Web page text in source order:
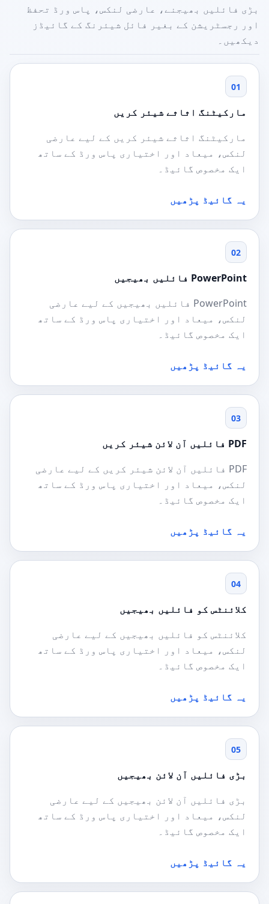
بڑی فائلیں بھیجنے، عارضی لنکس، پاس ورڈ تحفظ
اور رجسٹریشن کے بغیر فائل شیئرنگ کے گائیڈز
دیکھیں۔
01
مارکیٹنگ اثاثے شیئر کریں
مارکیٹنگ اثاثے شیئر کریں کے لیے عارضی
لنکس، میعاد اور اختیاری پاس ورڈ کے ساتھ
ایک مخصوص گائیڈ۔
یہ گائیڈ پڑھیں
02
PowerPoint فائلیں بھیجیں
PowerPoint فائلیں بھیجیں کے لیے عارضی
لنکس، میعاد اور اختیاری پاس ورڈ کے ساتھ
ایک مخصوص گائیڈ۔
یہ گائیڈ پڑھیں
03
PDF فائلیں آن لائن شیئر کریں
PDF فائلیں آن لائن شیئر کریں کے لیے عارضی
لنکس، میعاد اور اختیاری پاس ورڈ کے ساتھ
ایک مخصوص گائیڈ۔
یہ گائیڈ پڑھیں
04
کلائنٹس کو فائلیں بھیجیں
کلائنٹس کو فائلیں بھیجیں کے لیے عارضی
لنکس، میعاد اور اختیاری پاس ورڈ کے ساتھ
ایک مخصوص گائیڈ۔
یہ گائیڈ پڑھیں
05
بڑی فائلیں آن لائن بھیجیں
بڑی فائلیں آن لائن بھیجیں کے لیے عارضی
لنکس، میعاد اور اختیاری پاس ورڈ کے ساتھ
ایک مخصوص گائیڈ۔
یہ گائیڈ پڑھیں